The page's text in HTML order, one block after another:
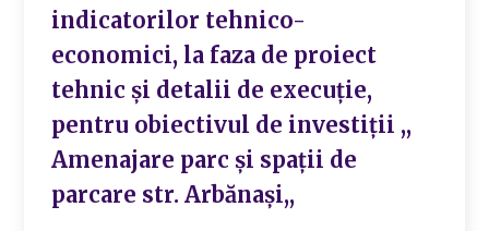
indicatorilor tehnico-
economici, la faza de proiect
tehnic și detalii de execuție,
pentru obiectivul de investiții ,,
Amenajare parc și spații de
parcare str. Arbănași,,